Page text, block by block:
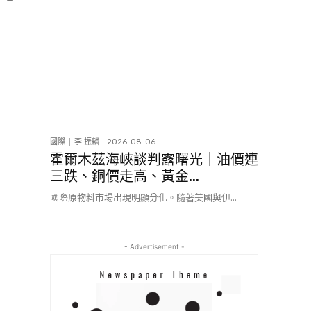
國際 李 振麟 - 2026-08-06
霍爾木茲海峽談判露曙光｜油價連
三跌、銅價走高、黃金...
國際原物料市場出現明顯分化。隨著美國與伊...
- Advertisement -